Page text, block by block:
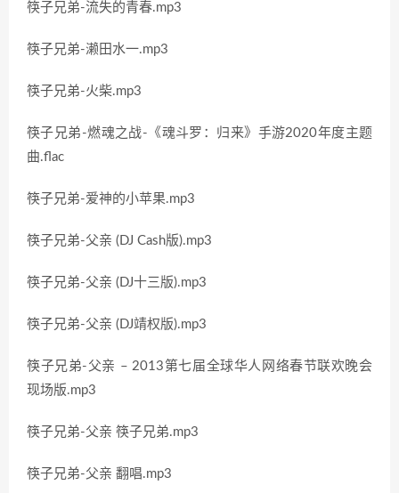
筷子兄弟-流失的青春.mp3
筷子兄弟-濑田水一.mp3
筷子兄弟-火柴.mp3
筷子兄弟-燃魂之战-《魂斗罗：归来》手游2020年度主题
曲.flac
筷子兄弟-爱神的小苹果.mp3
筷子兄弟-父亲 (DJ Cash版).mp3
筷子兄弟-父亲 (DJ十三版).mp3
筷子兄弟-父亲 (DJ靖权版).mp3
筷子兄弟-父亲 – 2013第七届全球华人网络春节联欢晚会
现场版.mp3
筷子兄弟-父亲 筷子兄弟.mp3
筷子兄弟-父亲 翻唱.mp3